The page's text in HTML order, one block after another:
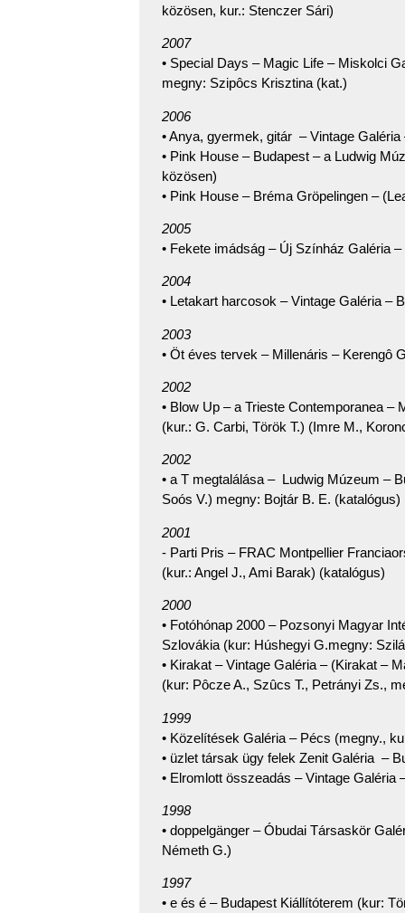
közösen, kur.: Stenczer Sári)
2007
• Special Days – Magic Life – Miskolci
megny: Szipôcs Krisztina (kat.)
2006
• Anya, gyermek, gitár – Vintage
• Pink House – Budapest – a Ludwig
közösen)
• Pink House – Bréma Gröpelingen –
2005
• Fekete imádság – Új Színház Galéria
2004
• Letakart harcosok – Vintage Galéria –
2003
• Öt éves tervek – Millenáris – Kerengô
2002
• Blow Up – a Trieste Contemporanea –
(kur.: G. Carbi, Török T.) (Imre M.,
2002
• a T megtalálása – Ludwig Múzeum –
Soós V.) megny: Bojtár B. E. (katalógus)
2001
- Parti Pris – FRAC Montpellier
(kur.: Angel J., Ami Barak) (katalógus)
2000
• Fotóhónap 2000 – Pozsonyi Magyar
Szlovákia (kur: Húshegyi G.megny:
• Kirakat – Vintage Galéria – (Kirakat –
(kur: Pôcze A., Szûcs T., Petrányi Zs.,
1999
• Közelítések Galéria – Pécs (megny.,
• üzlet társak ügy felek Zenit Galéria –
• Elromlott összeadás – Vintage
1998
• doppelgänger – Óbudai Társaskör
Németh G.)
1997
• e és é – Budapest Kiállítóterem (kur: